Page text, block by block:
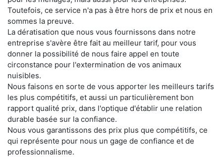
Toutefois, ce service n'a pas à être hors de prix et nous en
sommes la preuve.
La dératisation que nous vous fournissons dans notre
entreprise s'avère être fait au meilleur tarif, pour vous
donner la possibilité de nous faire appel en toute
circonstance pour l'extermination de vos animaux
nuisibles.
Nous faisons en sorte de vous apporter les meilleurs tarifs
les plus compétitifs, et aussi un particulièrement bon
rapport qualité prix, dans l'optique d'établir une relation
durable basée sur la confiance.
Nous vous garantissons des prix plus que compétitifs, ce
qui représente pour nous un gage de confiance et de
professionnalisme.